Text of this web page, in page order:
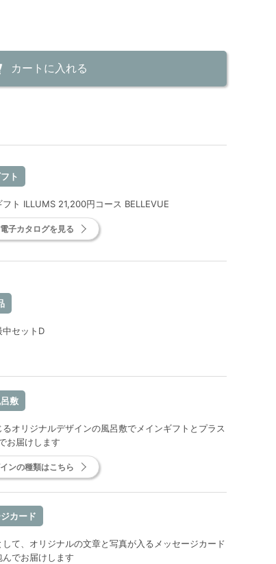
カートに入れる
ト
フト ILLUMS 21,200円コース BELLEVUE
電子カタログを見る
中セットD
敷
オリジナルデザインの風呂敷でメインギフトとプラス
お届けします
ンの種類はこちら
カード
して、オリジナルの文章と写真が入るメッセージカード
んでお届けします